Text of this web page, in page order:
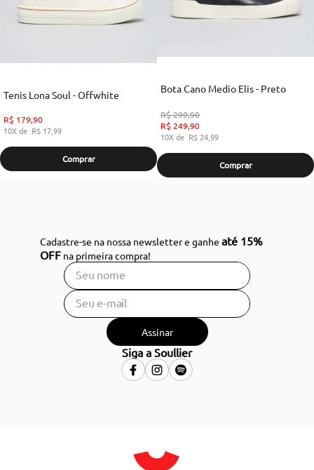
Tenis Lona Soul - Offwhite
R$ 179,90
10
R$ 17,99
Comprar
Bota Cano Medio Elis - Preto
R$299,90
R$ 249,90
10
R$ 24,99
Comprar
Cadastre-se na nossa newsletter e ganheaté 15%
OFF na primeira compra!
Assinar
Siga a Soullier